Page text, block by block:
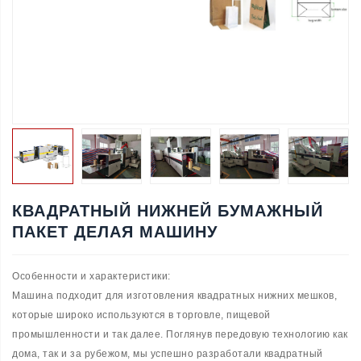
КВАДРАТНЫЙ НИЖНЕЙ БУМАЖНЫЙ
ПАКЕТ ДЕЛАЯ МАШИНУ
Особенности и характеристики:
Машина подходит для изготовления квадратных нижних мешков,
которые широко используются в торговле, пищевой
промышленности и так далее. Поглянув передовую технологию как
дома, так и за рубежом, мы успешно разработали квадратный